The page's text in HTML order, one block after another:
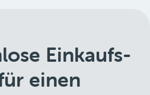
Einkaufs-
einen